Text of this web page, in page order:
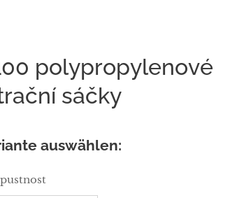
polypropylenové
sáčky
auswählen: